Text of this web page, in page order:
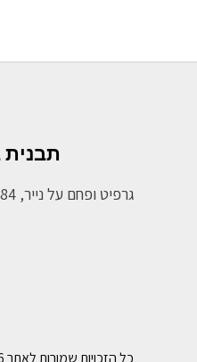
תבנית
גרפיט ופחם על נייר, 84*43 ס"מ, 2021 (נימכר)